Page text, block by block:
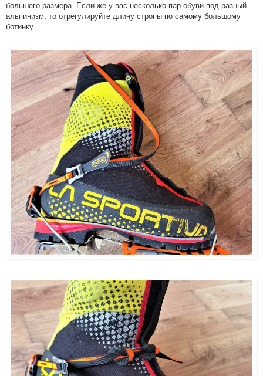
большего размера. Если же у вас несколько пар обуви под разный
альпинизм, то отрегулируйте длину стропы по самому большому
ботинку.